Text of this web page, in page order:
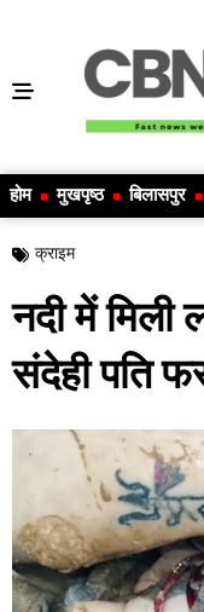
होम मुखपृष्ठ बिलासपुर
क्राइम
नदी में मिली
संदेही पति